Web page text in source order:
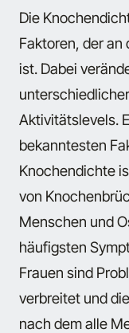
Die
Faktoren, der
ist. Dabei
Aktivitätslevels.
bekanntesten
Knochendichte
von
Menschen und
häufigsten
Frauen sind
verbreitet und
nach dem alle